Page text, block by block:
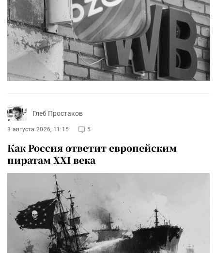
Глеб Простаков
3 августа 2026, 11:15 5
Как Россия ответит европейским
пиратам XXI века